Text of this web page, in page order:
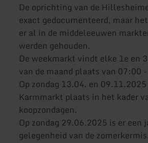
De oprichting van de
exact gedocumenteerd, maar
er al in de middeleeuwen
werden gehouden.
De weekmarkt vindt elke 1e en
van de maand plaats van 07:00
Op zondag 13.04. en
Karmmarkt plaats in het kader
koopzondagen.
Op zondag 29.06.2025 is er een
gelegenheid van de zomerkermis.